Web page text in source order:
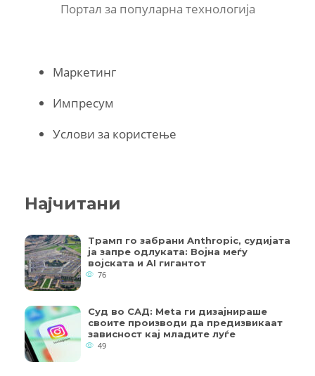
Портал за популарна технологија
Маркетинг
Импресум
Услови за користење
Најчитани
Трамп го забрани Anthropic, судијата
ја запре одлуката: Војна меѓу
војската и AI гигантот
76
Суд во САД: Meta ги дизајнираше
своите производи да предизвикаат
зависност кај младите луѓе
49